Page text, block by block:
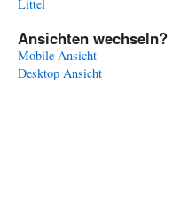
Littel
Ansichten wechseln?
Mobile Ansicht
Desktop Ansicht